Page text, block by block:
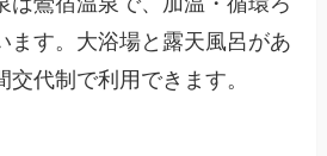
ます。大浴場と露天風呂があ
代制で利用できます。